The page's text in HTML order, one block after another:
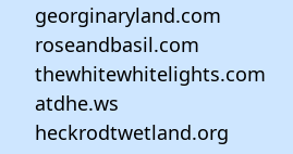
georginaryland.com
roseandbasil.com
thewhitewhitelights.com
atdhe.ws
heckrodtwetland.org